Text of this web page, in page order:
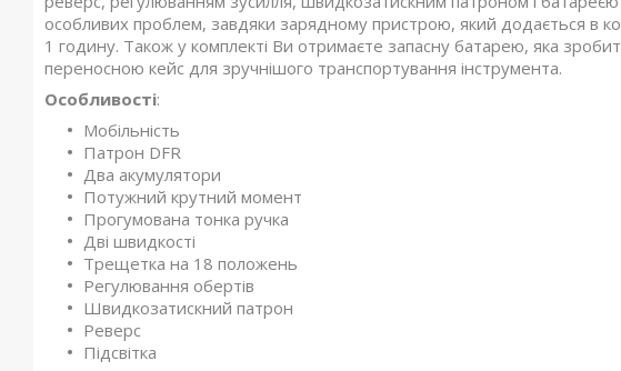
особливих проблем, завдяки зарядному пристрою, який додається в
1 годину. Також у комплекті Ви отримаєте запасну батарею, яка
переносною кейс для зручнішого транспортування інструмента.
Особливості:
Мобільність
Патрон DFR
Два акумулятори
Потужний крутний момент
Прогумована тонка ручка
Дві швидкості
Трещетка на 18 положень
Регулювання обертів
Швидкозатискний патрон
Реверс
Підсвітка